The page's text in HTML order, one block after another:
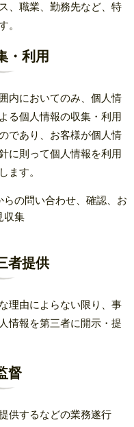
、職業、勤務先など、特
。
・利用
内においてのみ、個人情
る個人情報の収集・利用
であり、お客様が個人情
に則って個人情報を利用
ます。
の問い合わせ、確認、お
収集
者提供
理由によらない限り、事
情報を第三者に開示・提
督
供するなどの業務遂行